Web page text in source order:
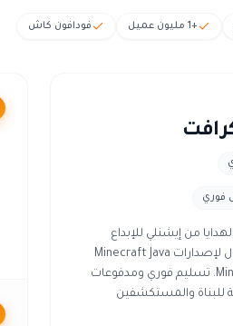
+1 مليون عميل فودافون كاش
فوري
اشتري بطاقات Minecraft الهدايا من إيشنلي للإبداع
والمغامرة اللانهائية. الوصول لإصدارات Minecraft Java
وBedrock وMinecraft Realms. تسليم فوري ومدفوعات
للبناة والمستكشفين